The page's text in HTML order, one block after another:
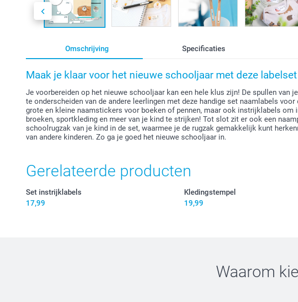
Omschrijving Specificaties
Maak je klaar voor het nieuwe schooljaar met deze
Je voorbereiden op het nieuwe schooljaar kan een hele klus zijn! De spullen van
te onderscheiden van de andere leerlingen met deze handige set naamlabels
grote en kleine naamstickers voor boeken of pennen, maar ook instrijklabels om
broeken, sportkleding en meer van je kind te strijken! Tot slot zit er ook een
schoolrugzak van je kind in de set, waarmee je de rugzak gemakkelijk kunt
van andere kinderen. Zo ga je goed het nieuwe schooljaar in.
Gerelateerde producten
Set instrijklabels
17,99
Kledingstempel
19,99
Waarom